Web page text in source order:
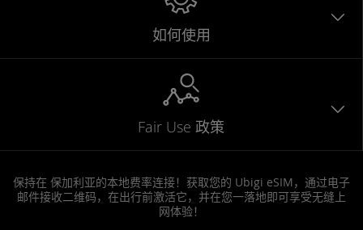
如何使用
Fair Use 政策
保持在 保加利亚的本地费率连接！获取您的 Ubigi eSIM，通过电子
邮件接收二维码，在出行前激活它，并在您一落地即可享受无缝上
网体验！